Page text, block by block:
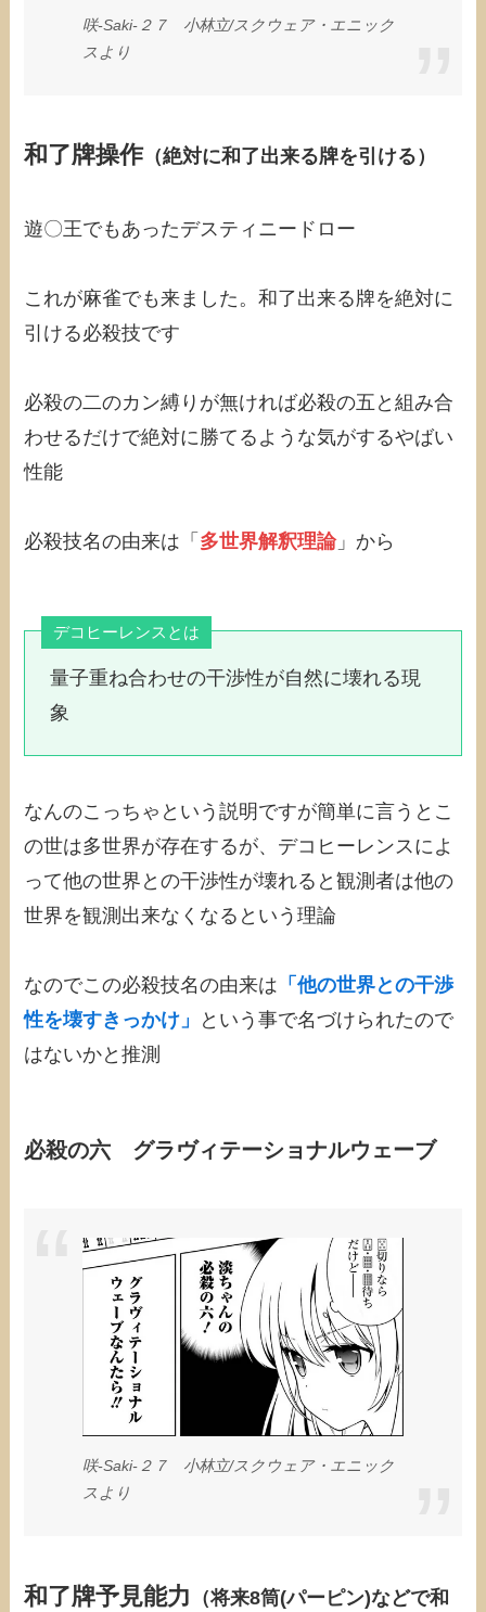
咲-Saki-２７ 小林立/スクウェア・エニック
スより
和了牌操作（絶対に和了出来る牌を引ける）
遊〇王でもあったデスティニードロー
これが麻雀でも来ました。和了出来る牌を絶対に
引ける必殺技です
必殺の二のカン縛りが無ければ必殺の五と組み合
わせるだけで絶対に勝てるような気がするやばい
性能
必殺技名の由来は「 多世界解釈理論」から
デコヒーレンスとは
量子重ね合わせの干渉性が自然に壊れる現
象
なんのこっちゃという説明ですが簡単に言うとこ
の世は多世界が存在するが、デコヒーレンスによ
って他の世界との干渉性が壊れると観測者は他の
世界を観測出来なくなるという理論
なのでこの必殺技名の由来は 「他の世界との干渉
性を壊すきっかけ」
という事で名づけられたので
はないかと推測
必殺の六 グラヴィテーショナルウェーブ
咲-Saki-２７ 小林立/スクウェア・エニック
スより
和了牌予見能力 （将来8筒(パーピン)などで和